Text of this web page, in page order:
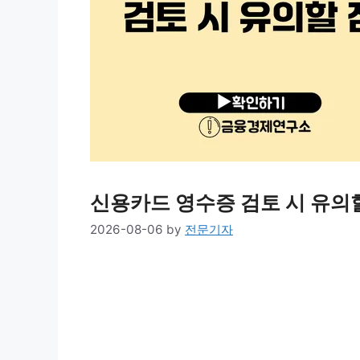
신용카드 영수증 검토 시 유의
2026-08-06 by 전문기자